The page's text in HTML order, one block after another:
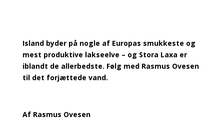
Island byder på nogle af Europas smukkeste og
mest produktive lakseelve – og Stora Laxa er
iblandt de allerbedste. Følg med Rasmus Ovesen
til det forjættede vand.
Af Rasmus Ovesen